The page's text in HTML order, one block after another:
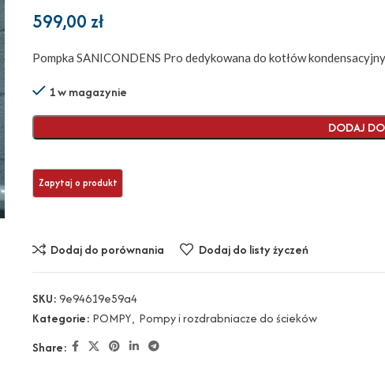
599,00zł
Pompka SANICONDENS Pro dedykowana do kotłów
1 w magazynie
DODAJ
Dodaj do porównania Dodaj do listy życzeń
SKU:9e94619e59a4
Kategorie: POMPY, Pompy i rozdrabniacze do ścieków
Share: